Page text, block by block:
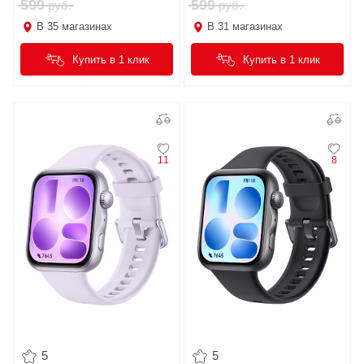
599руб.
В 35 магазинах
Купить в 1 клик
599руб.
В 31 магазинах
Купить в 1 клик
11
5
8
5